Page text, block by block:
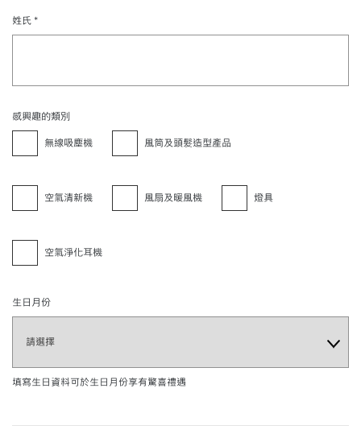
姓氏 *
感興趣的類別
無線吸塵機 風筒及頭髮造型產品
空氣清新機 風扇及暖風機 燈具
空氣淨化耳機
生日月份
填寫生日資料可於生日月份享有驚喜禮遇